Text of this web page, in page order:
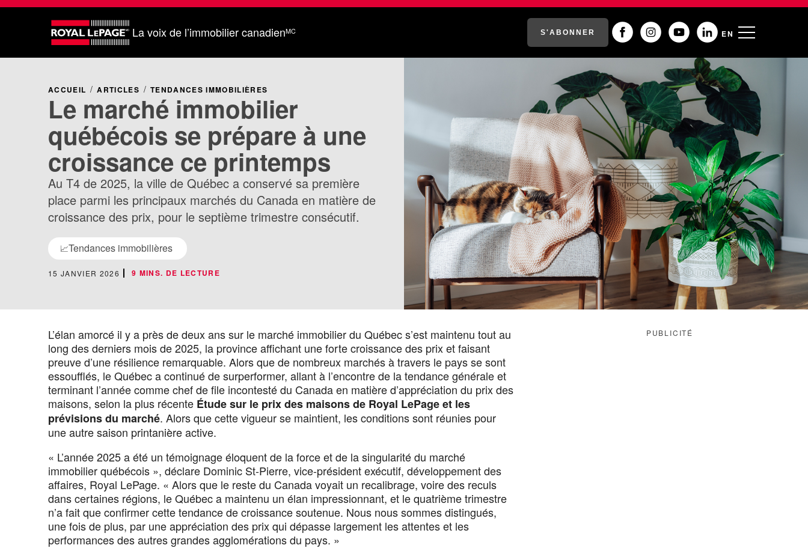
La voix de l’immobilier canadienMC S'ABONNER EN
ACCUEIL ARTICLES TENDANCES IMMOBILIÈRES
Le marché immobilier
québécois se prépare à une
croissance ce printemps
Au T4 de 2025, la ville de Québec a conservé sa première
place parmi les principaux marchés du Canada en matière de
croissance des prix, pour le septième trimestre consécutif.
📈Tendances immobilières
15 JANVIER 2026 9 MINS. DE LECTURE
L’élan amorcé il y a près de deux ans sur le marché immobilier du Québec s’est maintenu tout au
long des derniers mois de 2025, la province affichant une forte croissance des prix et faisant
preuve d’une résilience remarquable. Alors que de nombreux marchés à travers le pays se sont
essoufflés, le Québec a continué de surperformer, allant à l’encontre de la tendance générale et
terminant l’année comme chef de file incontesté du Canada en matière d’appréciation du prix des
maisons, selon la plus récente Étude sur le prix des maisons de Royal LePage et les
prévisions du marché. Alors que cette vigueur se maintient, les conditions sont réunies pour
une autre saison printanière active.
« L’année 2025 a été un témoignage éloquent de la force et de la singularité du marché
immobilier québécois », déclare Dominic St-Pierre, vice-président exécutif, développement des
affaires, Royal LePage. « Alors que le reste du Canada voyait un recalibrage, voire des reculs
dans certaines régions, le Québec a maintenu un élan impressionnant, et le quatrième trimestre
n’a fait que confirmer cette tendance de croissance soutenue. Nous nous sommes distingués,
une fois de plus, par une appréciation des prix qui dépasse largement les attentes et les
performances des autres grandes agglomérations du pays. »
PUBLICITÉ